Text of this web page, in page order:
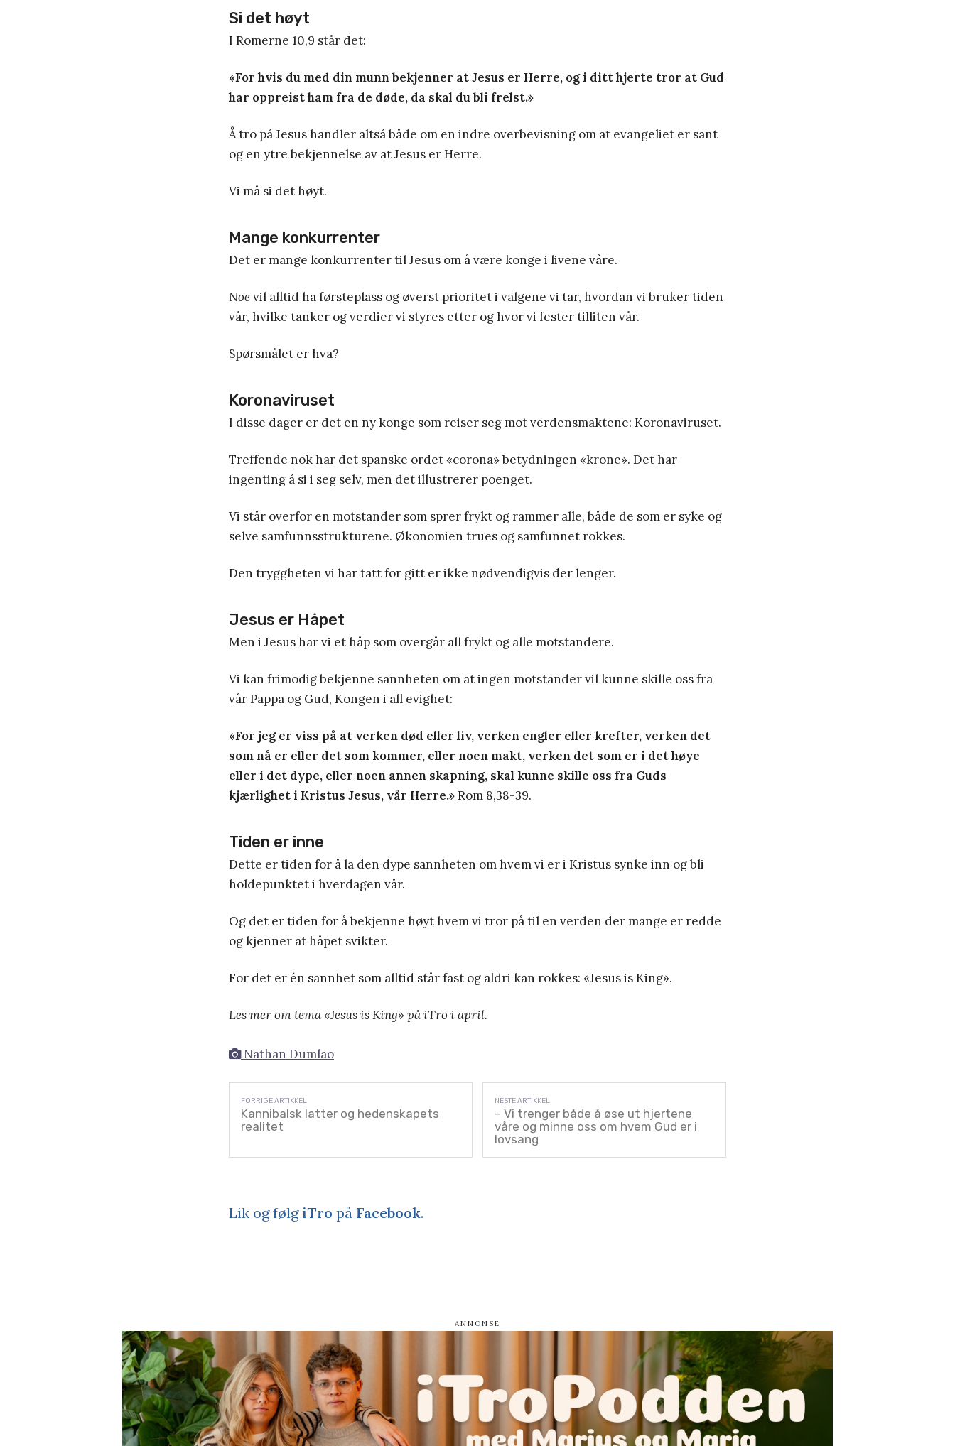
Si det høyt
I Romerne 10,9 står det:
«For hvis du med din munn bekjenner at Jesus er Herre, og i ditt hjerte tror at Gud
har oppreist ham fra de døde, da skal du bli frelst.»
Å tro på Jesus handler altså både om en indre overbevisning om at evangeliet er sant
og en ytre bekjennelse av at Jesus er Herre.
Vi må si det høyt.
Mange konkurrenter
Det er mange konkurrenter til Jesus om å være konge i livene våre.
Noevil alltid ha førsteplass og øverst prioritet i valgene vi tar, hvordan vi bruker tiden
vår, hvilke tanker og verdier vi styres etter og hvor vi fester tilliten vår.
Spørsmålet er hva?
Koronaviruset
I disse dager er det en ny konge som reiser seg mot verdensmaktene: Koronaviruset.
Treffende nok har det spanske ordet «corona» betydningen «krone». Det har
ingenting å si i seg selv, men det illustrerer poenget.
Vi står overfor en motstander som sprer frykt og rammer alle, både de som er syke og
selve samfunnsstrukturene. Økonomien trues og samfunnet rokkes.
Den tryggheten vi har tatt for gitt er ikke nødvendigvis der lenger.
Jesus er Håpet
Men i Jesus har vi et håp som overgår all frykt og alle motstandere.
Vi kan frimodig bekjenne sannheten om at ingen motstander vil kunne skille oss fra
vår Pappa og Gud, Kongen i all evighet:
«For jeg er viss på at verken død eller liv, verken engler eller krefter, verken det
som nå er eller det som kommer, eller noen makt, verken det som er i det høye
eller i det dype, eller noen annen skapning, skal kunne skille oss fra Guds
kjærlighet i Kristus Jesus, vår Herre.»Rom 8,38-39.
Tiden er inne
Dette er tiden for å la den dype sannheten om hvem vi er i Kristus synke inn og bli
holdepunktet i hverdagen vår.
Og det er tiden for å bekjenne høyt hvem vi tror på til en verden der mange er redde
og kjenner at håpet svikter.
For det er én sannhet som alltid står fast og aldri kan rokkes: «Jesus is King».
Les mer om tema «Jesus is King» på iTro i april.
Nathan Dumlao
Kannibalsk latter og hedenskapets
realitet
– Vi trenger både å øse ut hjertene
våre og minne oss om hvem Gud er i
lovsang
Lik og følgiTro på Facebook.